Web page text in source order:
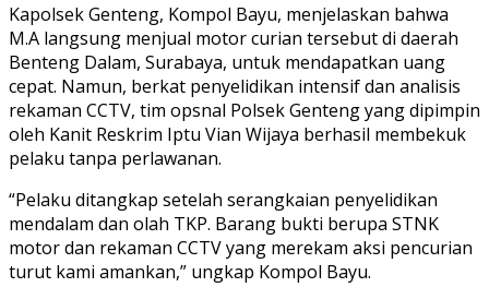
Kapolsek Genteng, Kompol Bayu, menjelaskan bahwa
M.A langsung menjual motor curian tersebut di daerah
Benteng Dalam, Surabaya, untuk mendapatkan uang
cepat. Namun, berkat penyelidikan intensif dan analisis
rekaman CCTV, tim opsnal Polsek Genteng yang dipimpin
oleh Kanit Reskrim Iptu Vian Wijaya berhasil membekuk
pelaku tanpa perlawanan.
“Pelaku ditangkap setelah serangkaian penyelidikan
mendalam dan olah TKP. Barang bukti berupa STNK
motor dan rekaman CCTV yang merekam aksi pencurian
turut kami amankan,” ungkap Kompol Bayu.